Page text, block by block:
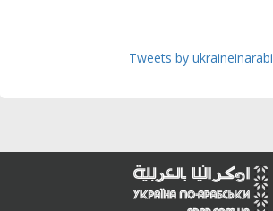
Tweets by ukraineinarabi